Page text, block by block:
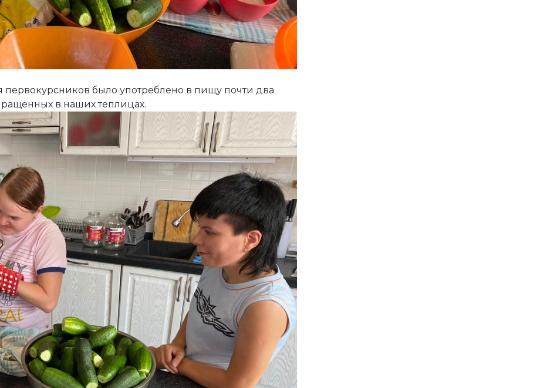
первокурсников было употреблено в пищу почти два
в наших теплицах.